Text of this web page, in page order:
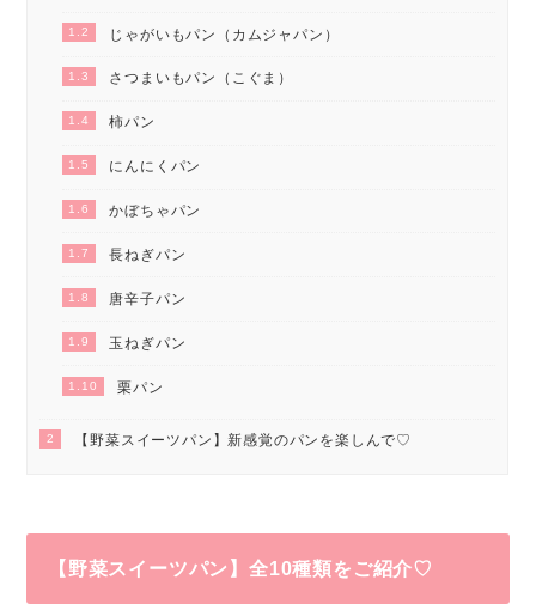
1.2 じゃがいもパン（カムジャパン）
1.3 さつまいもパン（こぐま）
1.4 柿パン
1.5 にんにくパン
1.6 かぼちゃパン
1.7 長ねぎパン
1.8 唐辛子パン
1.9 玉ねぎパン
1.10 栗パン
2 【野菜スイーツパン】新感覚のパンを楽しんで♡
【野菜スイーツパン】全10種類をご紹介♡